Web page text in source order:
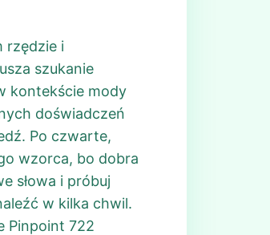
rzędzie i
szukanie
kontekście mody
doświadczeń
Po czwarte,
wzorca, bo dobra
słowa i próbuj
w kilka chwil.
Pinpoint 722